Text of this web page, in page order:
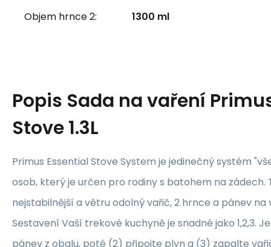
Objem hrnce 2: 1300 ml
Popis Sada na vaření
Stove 1.3L
Primus Essential Stove System je jedinečný systém
osob, který je určen pro rodiny s batohem na
nejstabilnější a větru odolný vařič, 2 hrnce a pánev
Sestavení Vaší trekové kuchyně je snadné jako 1,2,3.
pánev z obalu, poté (2) připojte plyn a (3) zapalte